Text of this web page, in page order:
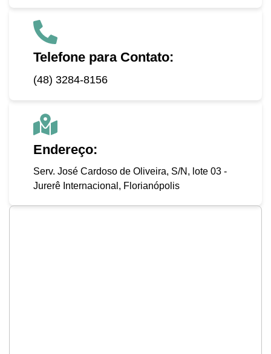
Telefone para Contato:
(48) 3284-8156
Endereço:
Serv. José Cardoso de Oliveira, S/N, lote 03 -
Jurerê Internacional, Florianópolis